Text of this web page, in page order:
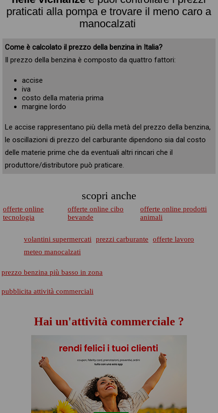
praticati alla pompa e trovare il meno caro a
manocalzati
Come è calcolato il prezzo della benzina in Italia?
Il prezzo della benzina è composto da quattro fattori:
accise
iva
costo della materia prima
margine lordo
Le accise rappresentano più della metà del prezzo della benzina,
le oscillazioni di prezzo del carburante dipendono sia dal costo
delle materie prime che da eventuali altri rincari che il
produttore/distributore può praticare.
scopri anche
offerte online
tecnologia
offerte online cibo
bevande
offerte online prodotti
animali
volantini supermercati prezzi carburante
offerte lavoro
meteo manocalzati
prezzo benzina più basso in zona
pubblicita attività commerciali
Hai un'attività commerciale ?